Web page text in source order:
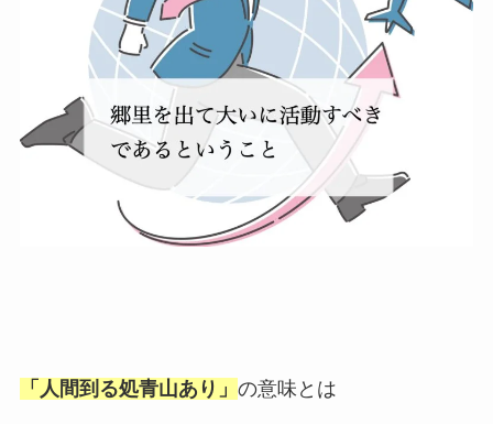
「人間到る処青山あり」 の意味とは